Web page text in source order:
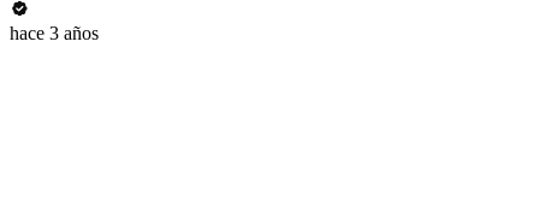
hace 3 años